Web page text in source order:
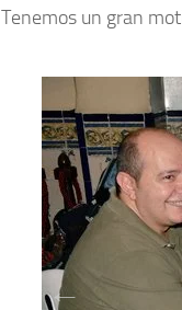
Tenemos un gran
Previous